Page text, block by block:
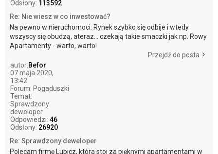
Odsłony: 113592
Re: Nie wiesz w co inwestować?
Na pewno w nieruchomoci. Rynek szybko się odbije i wtedy
wszyscy się obudzą, ateraz... czekają takie smaczki jak np. Rowy
Apartamenty - warto, warto!
Przejdź do posta
autor:Befor
07 maja 2020,
13:42
Forum: Pogaduszki
Temat:
Sprawdzony
deweloper
Odpowiedzi: 46
Odsłony: 26920
Re: Sprawdzony deweloper
Polecam firmę Lubicz, która stoi za pięknymi apartamentami w